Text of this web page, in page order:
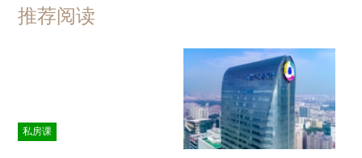
推荐阅读
私房课